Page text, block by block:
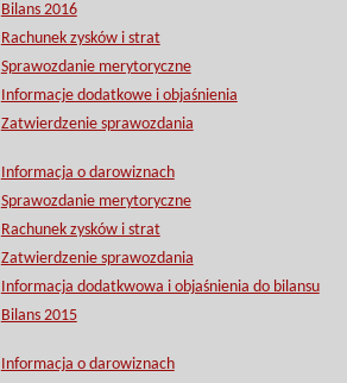
Bilans 2016
Rachunek zysków i strat
Sprawozdanie merytoryczne
Informacje dodatkowe i objaśnienia
Zatwierdzenie sprawozdania
Informacja o darowiznach
Sprawozdanie merytoryczne
Rachunek zysków i strat
Zatwierdzenie sprawozdania
Informacja dodatkwowa i objaśnienia do bilansu
Bilans 2015
Informacja o darowiznach